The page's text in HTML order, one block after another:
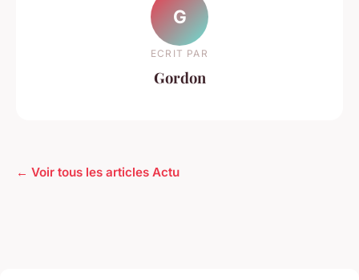
G
ECRIT PAR
Gordon
← Voir tous les articles Actu